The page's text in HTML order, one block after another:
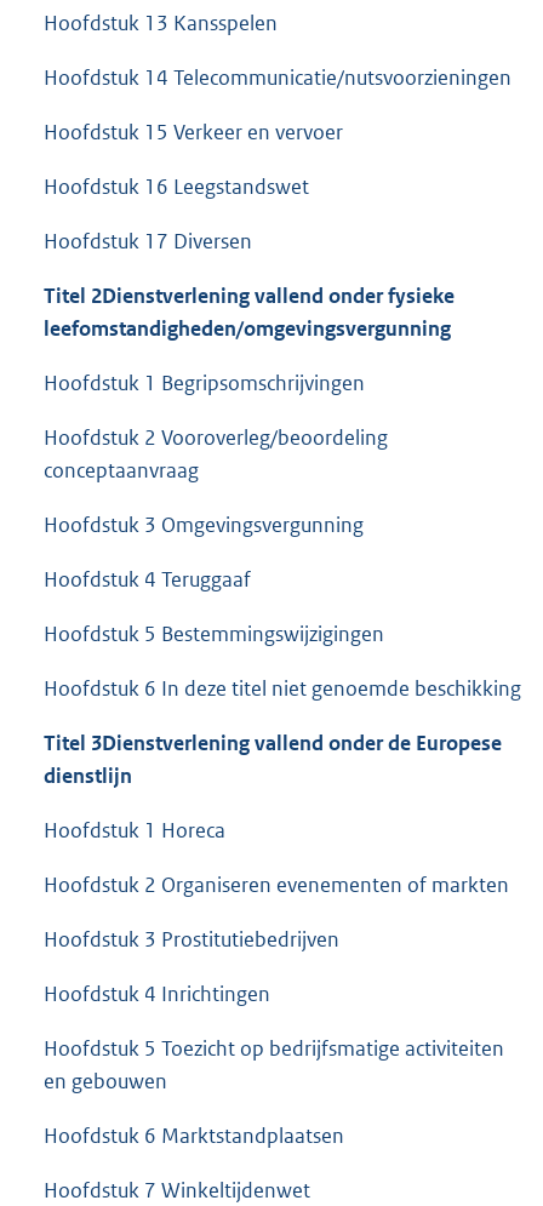
Hoofdstuk 13 Kansspelen
Hoofdstuk 14 Telecommunicatie/nutsvoorzieningen
Hoofdstuk 15 Verkeer en vervoer
Hoofdstuk 16 Leegstandswet
Hoofdstuk 17 Diversen
Titel 2Dienstverlening vallend onder fysieke
leefomstandigheden/omgevingsvergunning
Hoofdstuk 1 Begripsomschrijvingen
Hoofdstuk 2 Vooroverleg/beoordeling
conceptaanvraag
Hoofdstuk 3 Omgevingsvergunning
Hoofdstuk 4 Teruggaaf
Hoofdstuk 5 Bestemmingswijzigingen
Hoofdstuk 6 In deze titel niet genoemde beschikking
Titel 3Dienstverlening vallend onder de Europese
dienstlijn
Hoofdstuk 1 Horeca
Hoofdstuk 2 Organiseren evenementen of markten
Hoofdstuk 3 Prostitutiebedrijven
Hoofdstuk 4 Inrichtingen
Hoofdstuk 5 Toezicht op bedrijfsmatige activiteiten
en gebouwen
Hoofdstuk 6 Marktstandplaatsen
Hoofdstuk 7 Winkeltijdenwet